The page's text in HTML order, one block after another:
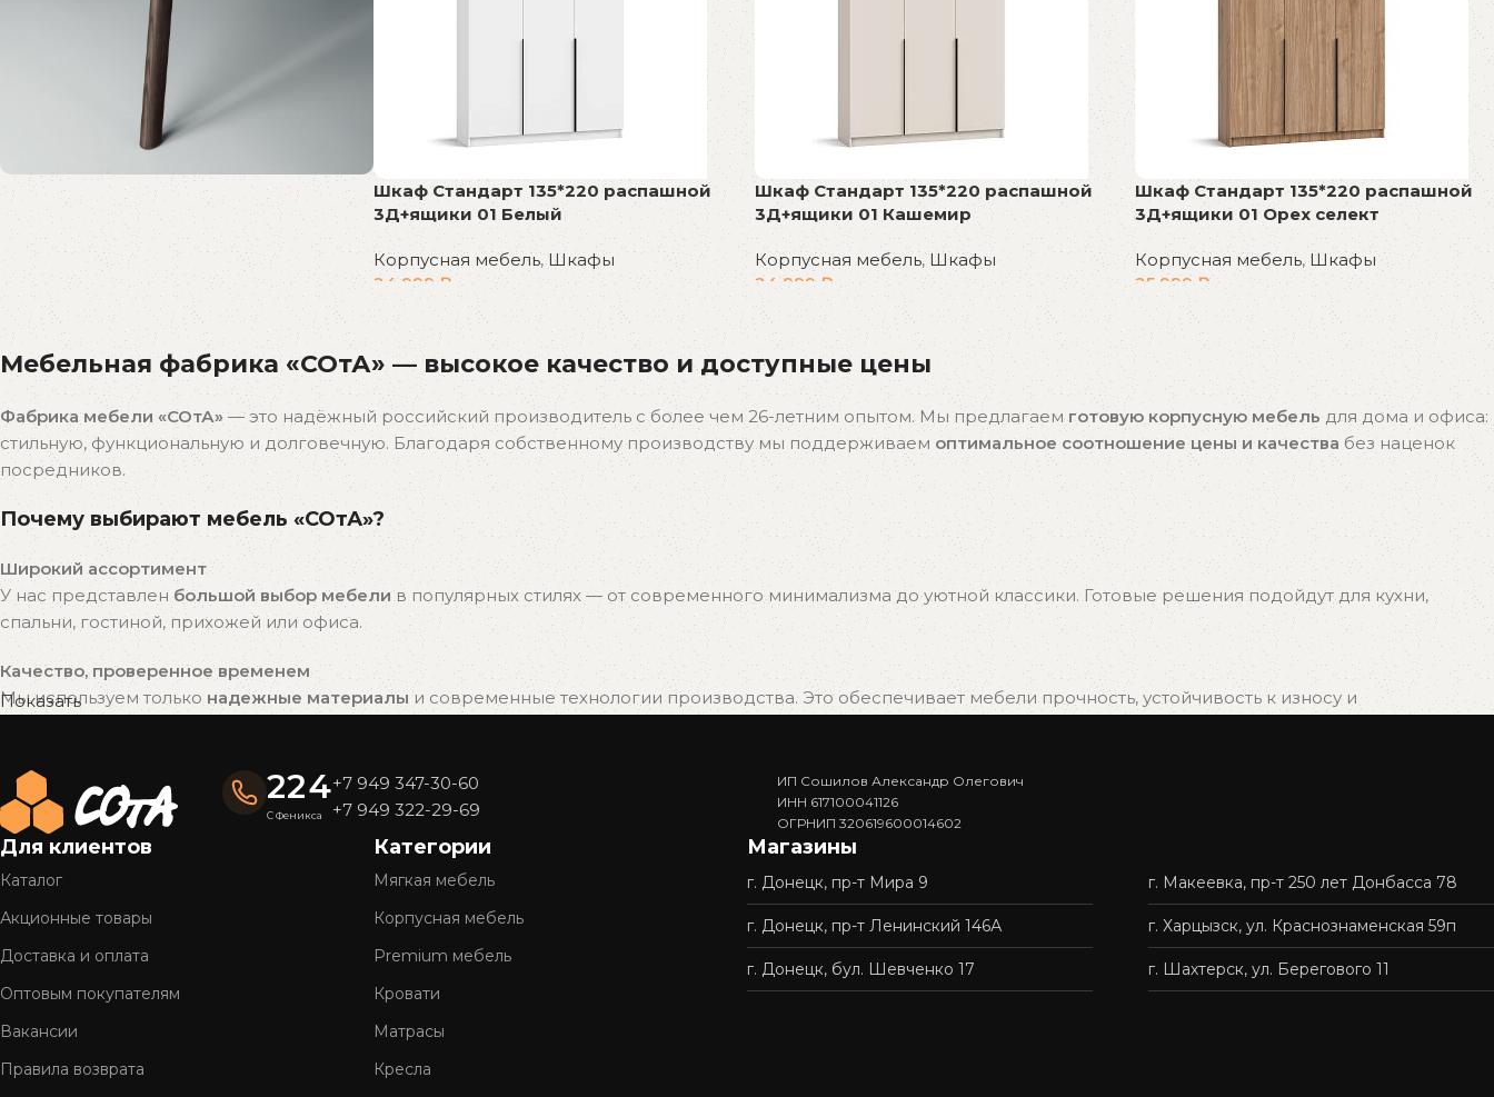
Распродажа
бестселлеров
Скидки на популярные модели!
К покупкам
Шкаф Стандарт 135*220 распашной
3Д+ящики 01 Белый
Корпусная мебель,Шкафы
24 999₽
В корзину
Шкаф Стандарт 135*220 распашной
3Д+ящики 01 Кашемир
Корпусная мебель,Шкафы
24 999 ₽
В корзину
Шкаф Стандарт 135*220 распашной
3Д+ящики 01 Орех селект
Корпусная мебель, Шкафы
25 999 ₽
В корзину
Мебельная фабрика «СОтА» — высокое качество и доступные цены
Фабрика мебели «СОтА» — это надёжный российский производитель с более чем 26-летним опытом. Мы предлагаемготовую корпусную мебельдля дома и офиса:
стильную, функциональную и долговечную. Благодаря собственному производству мы поддерживаем оптимальное соотношение цены и качества без наценок
посредников.
Почему выбирают мебель «СОтА»?
Широкий ассортимент
У нас представленбольшой выбор мебелив популярных стилях — от современного минимализма до уютной классики. Готовые решения подойдут для кухни,
спальни, гостиной, прихожей или офиса.
Качество, проверенное временем
Мы используем только надежные материалы и современные технологии производства. Это обеспечивает мебели прочность, устойчивость к износу и
Готовые решения — быстро и удобно
Вся мебель «СОтА» уже в наличии и готова к отправке. Вам не придётся ждать изготовления — достаточно выбрать подходящий вариант, и мы быстро организуем
доставку.
Полное обслуживание
: консультацию, доставку и профессиональную сборку мебели. Покупка у нас — это удобно, быстро и без лишних хлопот.
Более 26 лет на рынке
Нам доверяют тысячи клиентов по всей стране. Мы гордимся нашей репутацией и стремимся сделать качественную мебель доступной каждому.
Показать
224
С Феникса
+7 949 347-30-60
+7 949 322-29-69
ИП Сошилов Александр Олегович
ИНН 617100041126
ОГРНИП 320619600014602
Для клиентов
Каталог
Акционные товары
Доставка и оплата
Оптовым покупателям
Вакансии
Правила возврата
Категории
Мягкая мебель
Корпусная мебель
Premium мебель
Кровати
Матрасы
Кресла
Магазины
г. Донецк, пр-т Мира 9
г. Донецк, пр-т Ленинский 146А
г. Донецк, бул. Шевченко 17
г. Макеевка, пр-т 250 лет Донбасса 78
г. Харцызск, ул. Краснознаменская 59п
г. Шахтерск, ул. Берегового 11